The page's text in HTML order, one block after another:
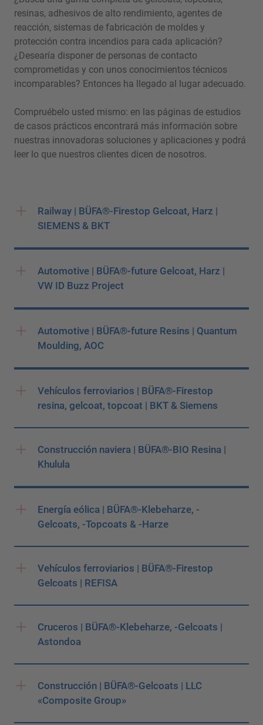
resinas, adhesivos de alto rendimiento, agentes de
reacción, sistemas de fabricación de moldes y
protección contra incendios para cada aplicación?
¿Desearía disponer de personas de contacto
comprometidas y con unos conocimientos técnicos
incomparables? Entonces ha llegado al lugar adecuado.
Compruébelo usted mismo: en las páginas de estudios
de casos prácticos encontrará más información sobre
nuestras innovadoras soluciones y aplicaciones y podrá
leer lo que nuestros clientes dicen de nosotros.
Railway | BÜFA®-Firestop Gelcoat, Harz |
SIEMENS & BKT
Automotive | BÜFA®-future Gelcoat, Harz |
VW ID Buzz Project
Automotive | BÜFA®-future Resins | Quantum
Moulding, AOC
Vehículos ferroviarios | BÜFA®-Firestop
resina, gelcoat, topcoat | BKT & Siemens
Construcción naviera | BÜFA®-BIO Resina |
Khulula
Energía eólica | BÜFA®-Klebeharze, -
Gelcoats, -Topcoats & -Harze
Vehículos ferroviarios | BÜFA®-Firestop
Gelcoats | REFISA
Cruceros | BÜFA®-Klebeharze, -Gelcoats |
Astondoa
Construcción | BÜFA®-Gelcoats | LLC
«Composite Group»